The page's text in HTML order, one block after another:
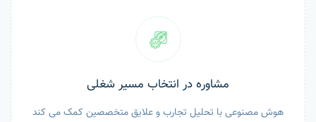
مشاوره در انتخاب مسیر شغلی
هوش مصنوعی با تحلیل تجارب و علایق متخصصین کمک می کند